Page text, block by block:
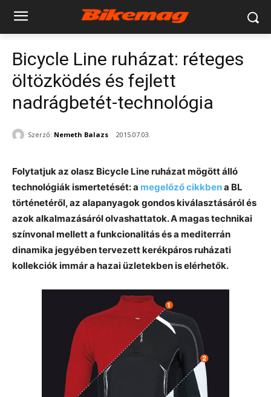
Bicycle Line ruházat: réteges
öltözködés és fejlett
nadrágbetét-technológia
Szerző: Nemeth Balazs 2015.07.03.
Folytatjuk az olasz Bicycle Line ruházat mögött álló
technológiák ismertetését: a megelőző cikkbena BL
történetéről, az alapanyagok gondos kiválasztásáról és
azok alkalmazásáról olvashattatok. A magas technikai
színvonal mellett a funkcionalitás és a mediterrán
dinamika jegyében tervezett kerékpáros ruházati
kollekciók immár a hazai üzletekben is elérhetők.